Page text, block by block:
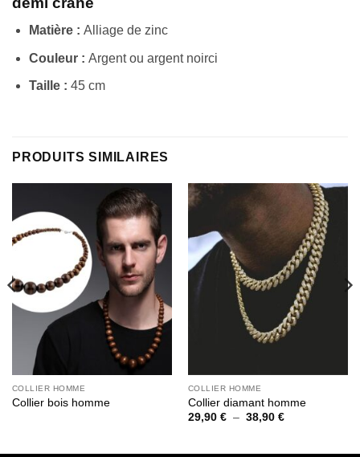
Matière : Alliage de zinc
Couleur : Argent ou argent noirci
Taille : 45 cm
PRODUITS SIMILAIRES
COLLIER HOMME
Collier bois homme
COLLIER HOMME
Collier diamant homme
29,90 € – 38,90 €Plage